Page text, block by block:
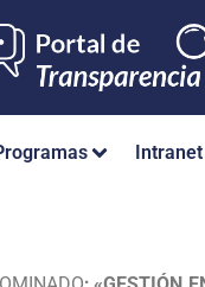
Intranet